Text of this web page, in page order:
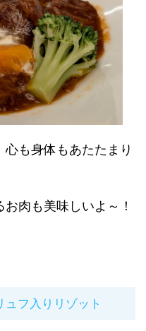
も身体もあたたまり
肉も美味しいよ～！
フ入りリゾット